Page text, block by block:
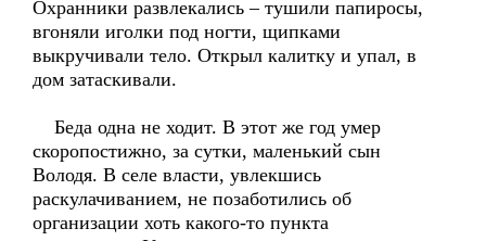
Охранники развлекались – тушили папиросы,
вгоняли иголки под ногти, щипками
выкручивали тело. Открыл калитку и упал, в
дом затаскивали.
Беда одна не ходит. В этот же год умер
скоропостижно, за сутки, маленький сын
Володя. В селе власти, увлекшись
раскулачиванием, не позаботились об
организации хоть какого-то пункта